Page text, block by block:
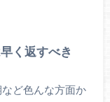
く返すべき
ど色んな方面か